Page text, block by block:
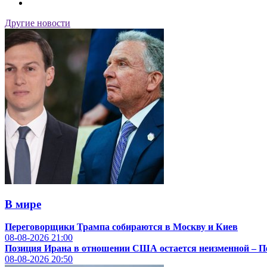
Другие новости
В мире
Переговорщики Трампа собираются в Москву и Киев
08-08-2026 21:00
Позиция Ирана в отношении США остается неизменной –
08-08-2026 20:50